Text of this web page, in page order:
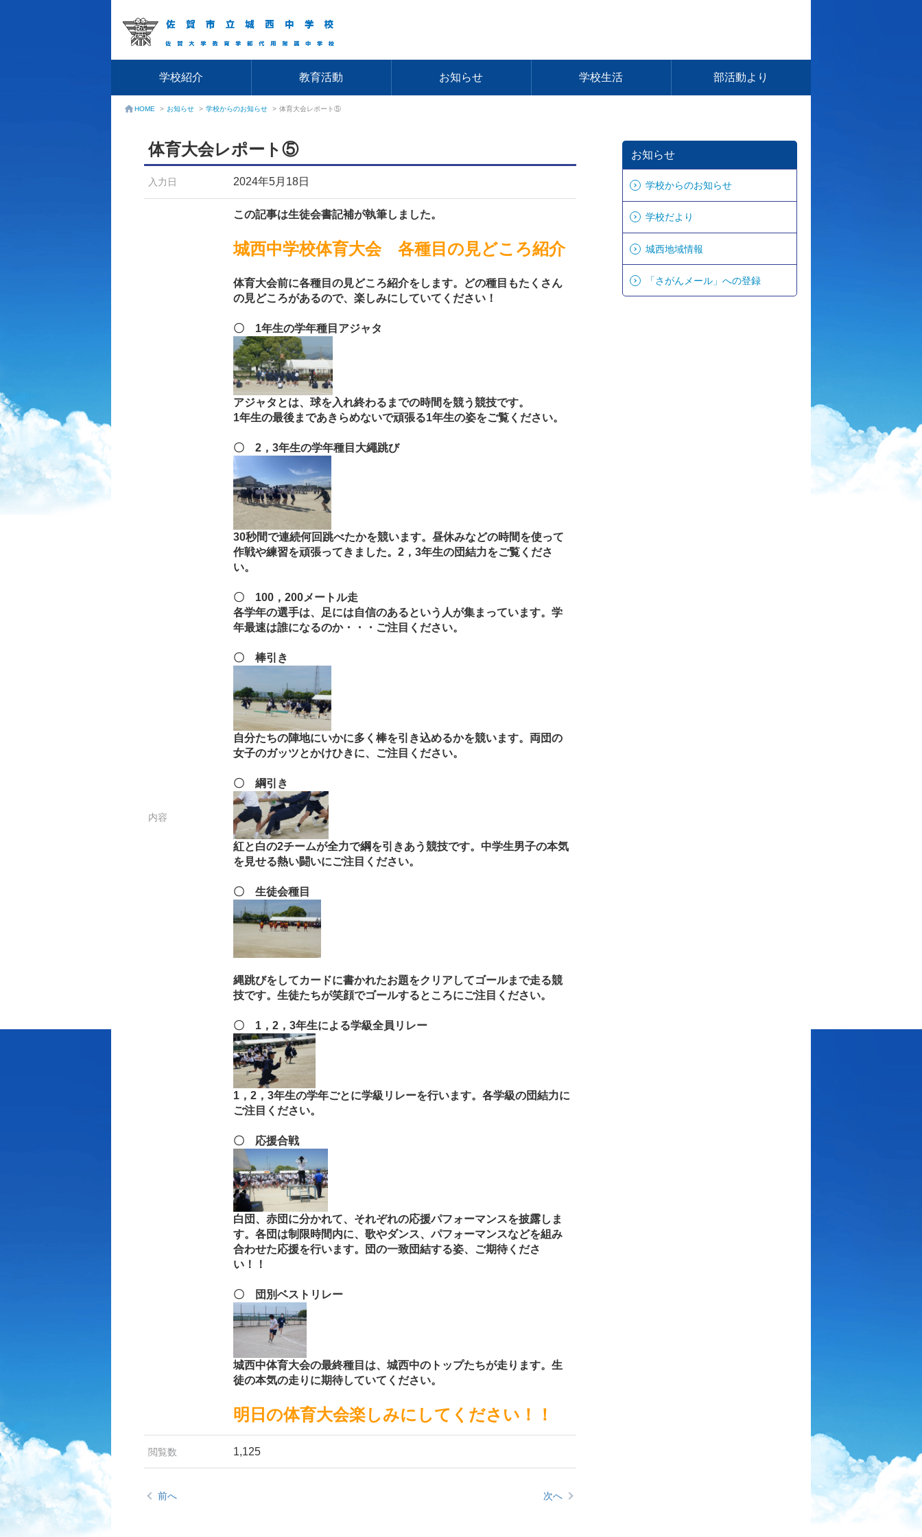
学校紹介 教育活動 お知らせ 学校生活 部活動より
HOME > お知らせ > 学校からのお知らせ > 体育大会レポート⑤
体育大会レポート⑤
入力日 2024年5月18日
内容
この記事は生徒会書記補が執筆しました。
城西中学校体育大会 各種目の見どころ紹介
体育大会前に各種目の見どころ紹介をします。どの種目もたくさん
の見どころがあるので、楽しみにしていてください！
〇 1年生の学年種目アジャタ
アジャタとは、球を入れ終わるまでの時間を競う競技です。
1年生の最後まであきらめないで頑張る1年生の姿をご覧ください。
〇 2，3年生の学年種目大繩跳び
30秒間で連続何回跳べたかを競います。昼休みなどの時間を使って
作戦や練習を頑張ってきました。2，3年生の団結力をご覧くださ
い。
〇 100，200メートル走
各学年の選手は、足には自信のあるという人が集まっています。学
年最速は誰になるのか・・・ご注目ください。
〇 棒引き
自分たちの陣地にいかに多く棒を引き込めるかを競います。両団の
女子のガッツとかけひきに、ご注目ください。
〇 綱引き
紅と白の2チームが全力で綱を引きあう競技です。中学生男子の本気
を見せる熱い闘いにご注目ください。
〇 生徒会種目
縄跳びをしてカードに書かれたお題をクリアしてゴールまで走る競
技です。生徒たちが笑顔でゴールするところにご注目ください。
〇 1，2，3年生による学級全員リレー
1，2，3年生の学年ごとに学級リレーを行います。各学級の団結力に
ご注目ください。
〇 応援合戦
白団、赤団に分かれて、それぞれの応援パフォーマンスを披露しま
す。各団は制限時間内に、歌やダンス、パフォーマンスなどを組み
合わせた応援を行います。団の一致団結する姿、ご期待くださ
い！！
〇 団別ベストリレー
城西中体育大会の最終種目は、城西中のトップたちが走ります。生
徒の本気の走りに期待していてください。
明日の体育大会楽しみにしてください！！
閲覧数 1,125
前へ 次へ
お知らせ
学校からのお知らせ
学校だより
城西地域情報
「さがんメール」への登録